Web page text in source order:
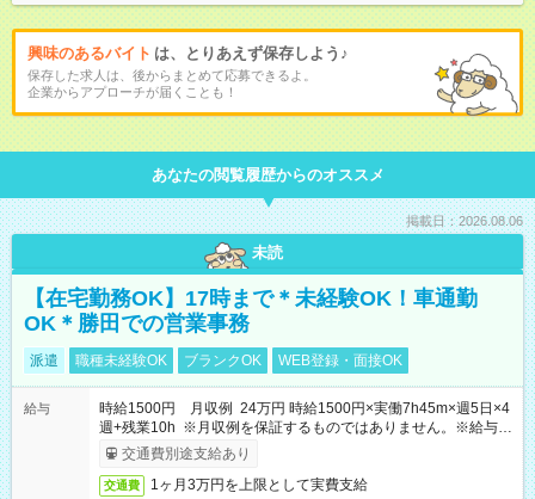
興味のあるバイト は、とりあえず保存しよう♪
保存した求人は、後からまとめて応募できるよ。
企業からアプローチが届くことも！
あなたの閲覧履歴からのオススメ
掲載日：2026.08.06
未読
【在宅勤務OK】17時まで＊未経験OK！車通勤
OK＊勝田での営業事務
派遣 職種未経験OK ブランクOK WEB登録・面接OK
給与
時給1500円 月収例 24万円 時給1500円×実働7h45m×週5日×4
週+残業10h ※月収例を保証するものではありません。※給与即
受取りサービス利用可（利用条件有）
交通費別途支給あり
交通費 1ヶ月3万円を上限として実費支給